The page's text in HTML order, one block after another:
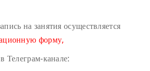
на занятия осуществляется
форму,
Телеграм-канале: